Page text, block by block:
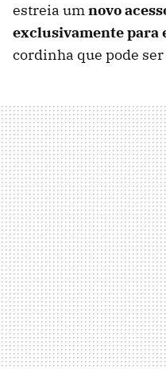
estreia umnovo
exclusivamente para
cordinha que pode